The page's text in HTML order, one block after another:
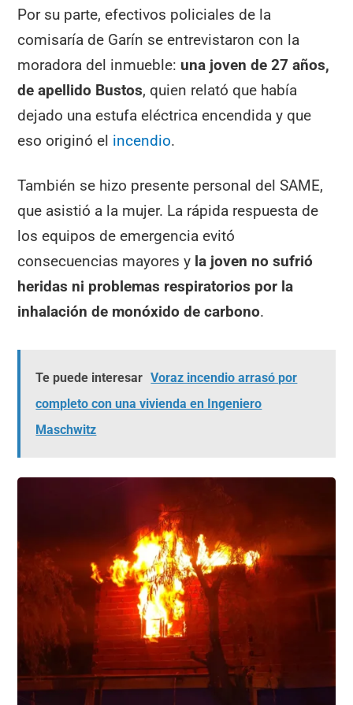
Por su parte, efectivos policiales de la
comisaría de Garín se entrevistaron con la
moradora del inmueble: una joven de 27 años,
de apellido Bustos, quien relató que había
dejado una estufa eléctrica encendida y que
eso originó el incendio.
También se hizo presente personal del SAME,
que asistió a la mujer. La rápida respuesta de
los equipos de emergencia evitó
consecuencias mayores y la joven no sufrió
heridas ni problemas respiratorios por la
inhalación de monóxido de carbono.
Te puede interesar Voraz incendio arrasó por
completo con una vivienda en Ingeniero
Maschwitz